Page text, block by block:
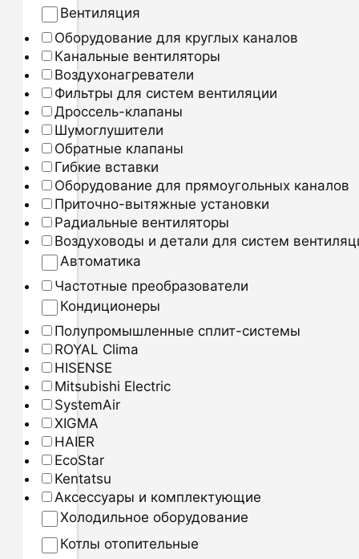
Вентиляция
Оборудование для круглых каналов
Канальные вентиляторы
Воздухонагреватели
Фильтры для систем вентиляции
Дроссель-клапаны
Шумоглушители
Обратные клапаны
Гибкие вставки
Оборудование для прямоугольных каналов
Приточно-вытяжные установки
Радиальные вентиляторы
Воздуховоды и детали для систем
Автоматика
Частотные преобразователи
Кондиционеры
Полупромышленные сплит-системы
ROYAL Clima
HISENSE
Mitsubishi Electric
SystemAir
XIGMA
HAIER
EcoStar
Kentatsu
Аксессуары и комплектующие
Холодильное оборудование
Котлы отопительные